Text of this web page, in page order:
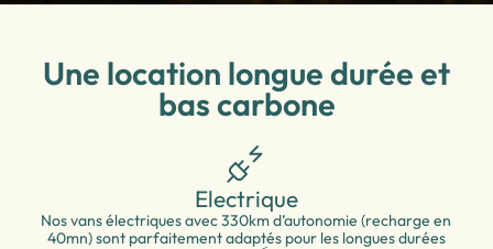
Une location longue durée et
bas carbone
Electrique
Nos vans électriques avec 330km d’autonomie (recharge en
40mn) sont parfaitement adaptés pour les longues durées